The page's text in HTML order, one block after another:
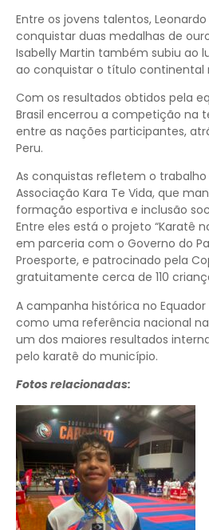
Entre os jovens talentos,
conquistar duas medalhas de
Isabelly Martin também subiu ao
ao conquistar o título continental
Com os resultados obtidos pela
Brasil encerrou a competição na
entre as nações participantes,
Peru.
As conquistas refletem o
Associação Kara Te Vida, que
formação esportiva e inclusão
Entre eles está o projeto “Karatê
em parceria com o Governo do
Proesporte, e patrocinado pela
gratuitamente cerca de 110
A campanha histórica no
como uma referência nacional
um dos maiores resultados
pelo karatê do município.
Fotos relacionadas: